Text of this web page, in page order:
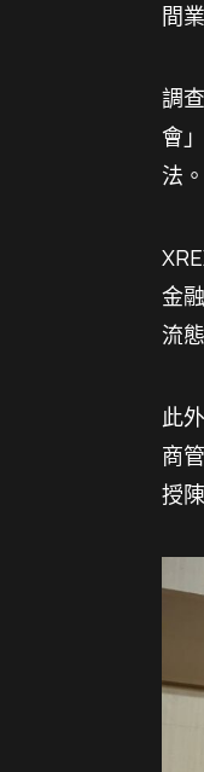
間
調
會
法。
金
流
此
商
授